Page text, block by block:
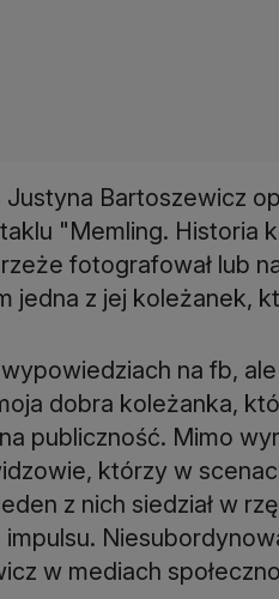
Bartoszewicz
"Memling. Historia
fotografował lub
jedna z jej koleżanek,
na fb,
dobra koleżanka,
publiczność. Mimo
którzy w
z nich siedział w
w mediach